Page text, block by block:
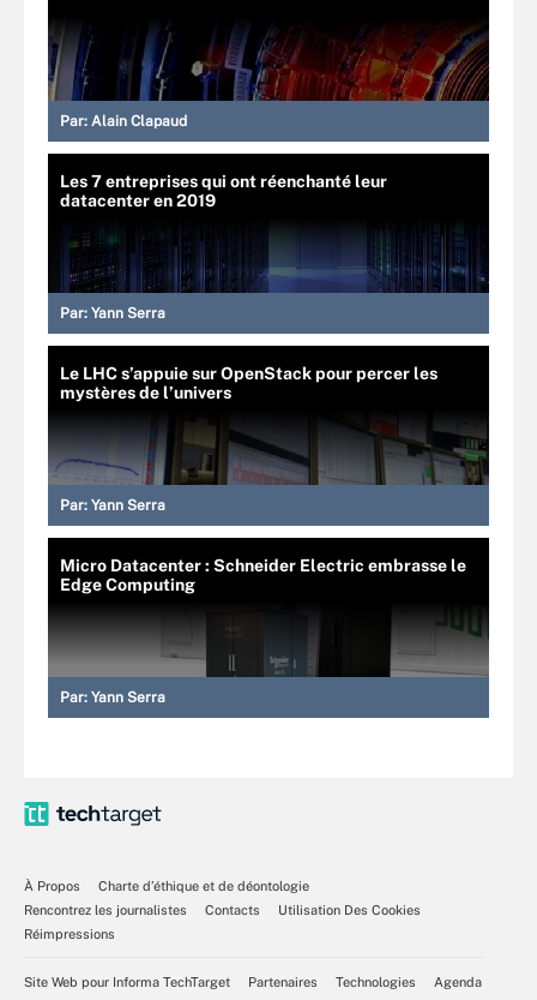
Par: Alain Clapaud
Les 7 entreprises qui ont réenchanté leur
datacenter en 2019
Par: Yann Serra
Le LHC s’appuie sur OpenStack pour percer les
mystères de l’univers
Par: Yann Serra
Micro Datacenter : Schneider Electric embrasse le
Edge Computing
Par: Yann Serra
À Propos
Charte d’éthique et de déontologie
Rencontrez les journalistes
Contacts
Utilisation Des Cookies
Réimpressions
Site Web pour Informa TechTarget Partenaires Technologies
Agenda